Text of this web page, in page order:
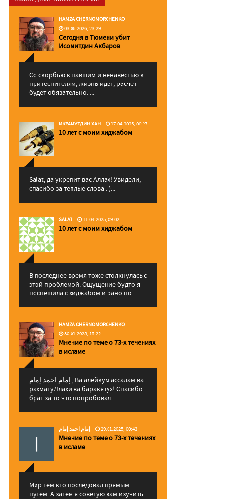
HAMZA CHERNOMORCHENKO
03.06.2026, 23:29
Сегодня в Тюмени убит
Исомитдин Акбаров
Со скорбью к павшим и ненавестью к
притеснителям, жизнь идет, расчет
будет обязательно. ...
ИКРАМУТДИН ХАН 17.04.2025, 00:27
10 лет с моим хиджабом
Salat, да укрепит вас Аллаx! Увидели,
спасибо за теплые слова :-)...
SALAT 11.04.2025, 09:02
10 лет с моим хиджабом
В последнее время тоже столкнулась с
этой проблемой. Ощущение будто я
поспешила с хиджабом и рано по...
HAMZA CHERNOMORCHENKO
30.01.2025, 15:22
Мнение по теме о 73-х течениях
в исламе
إمام احمد إمام , Ва алейкум ассалам ва
рахматуЛлахи ва баракятух! Спасибо
брат за то что попробовал ...
إمام احمد إمام 29.01.2025, 00:43
Мнение по теме о 73-х течениях
в исламе
Мир тем кто последовал прямым
путем. А затем я советую вам изучить